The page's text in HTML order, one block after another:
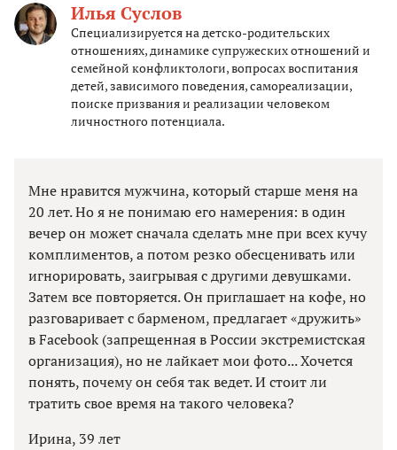
Илья Суслов
Специализируется на детско-родительских
отношениях, динамике супружеских отношений и
семейной конфликтологи, вопросах воспитания
детей, зависимого поведения, самореализации,
поиске призвания и реализации человеком
личностного потенциала.
Мне нравится мужчина, который старше меня на
20 лет. Но я не понимаю его намерения: в один
вечер он может сначала сделать мне при всех кучу
комплиментов, а потом резко обесценивать или
игнорировать, заигрывая с другими девушками.
Затем все повторяется. Он приглашает на кофе, но
разговаривает с барменом, предлагает «дружить»
в Facebook (запрещенная в России экстремистская
организация), но не лайкает мои фото... Хочется
понять, почему он себя так ведет. И стоит ли
тратить свое время на такого человека?
Ирина, 39 лет